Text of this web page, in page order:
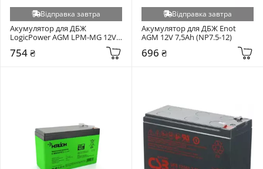
Відправка завтра
Акумулятор для ДБЖ
LogicPower AGM LPM-MG 12V
754 ₴
Відправка завтра
Акумулятор для ДБЖ Enot
AGM 12V 7,5Ah (NP7.5-12)
696 ₴